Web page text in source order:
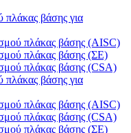
πλάκας βάσης για
πλάκας βάσης (AISC)
πλάκας βάσης (ΣΕ)
πλάκας βάσης (CSA)
πλάκας βάσης για
πλάκας βάσης (AISC)
πλάκας βάσης (CSA)
πλάκας βάσης (ΣΕ)